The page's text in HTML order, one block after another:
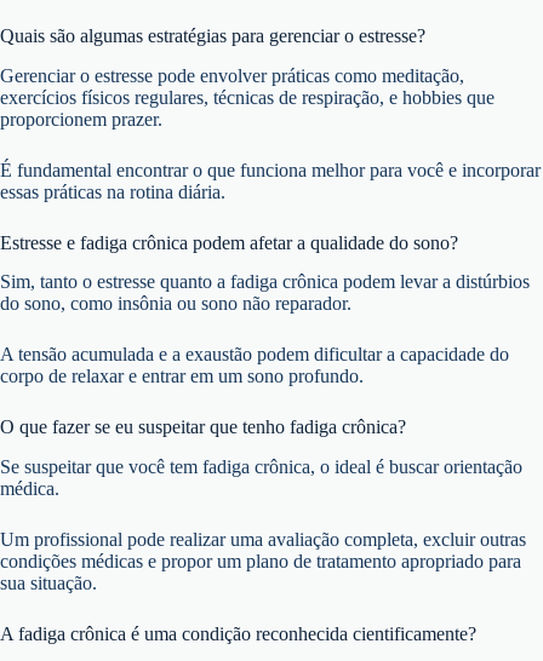
Quais são algumas estratégias para gerenciar o estresse?
Gerenciar o estresse pode envolver práticas como meditação,
exercícios físicos regulares, técnicas de respiração, e hobbies que
proporcionem prazer.
É fundamental encontrar o que funciona melhor para você e incorporar
essas práticas na rotina diária.
Estresse e fadiga crônica podem afetar a qualidade do sono?
Sim, tanto o estresse quanto a fadiga crônica podem levar a distúrbios
do sono, como insônia ou sono não reparador.
A tensão acumulada e a exaustão podem dificultar a capacidade do
corpo de relaxar e entrar em um sono profundo.
O que fazer se eu suspeitar que tenho fadiga crônica?
Se suspeitar que você tem fadiga crônica, o ideal é buscar orientação
médica.
Um profissional pode realizar uma avaliação completa, excluir outras
condições médicas e propor um plano de tratamento apropriado para
sua situação.
A fadiga crônica é uma condição reconhecida cientificamente?